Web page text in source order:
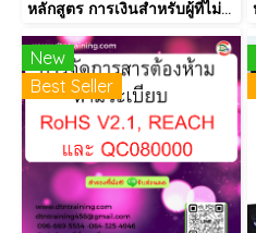
หลักสูตร การเงินสำหรับผู้ที่ไม่ได้มีวิชาชีพด้านการเงิน (Finance for Non-Finance Professionals)
New
Best Seller